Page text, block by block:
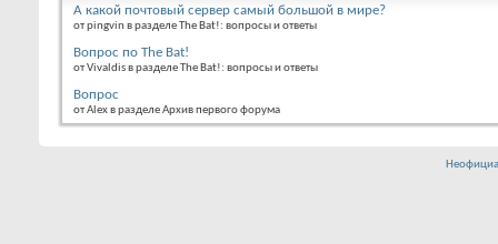
А какой почтовый сервер самый большой в мире?
от pingvin в разделе The Bat!: вопросы и ответы
Вопрос по The Bat!
от Vivaldis в разделе The Bat!: вопросы и ответы
Вопрос
от Alex в разделе Архив первого форума